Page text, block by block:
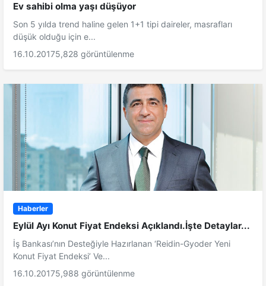
Ev sahibi olma yaşı düşüyor
Son 5 yılda trend haline gelen 1+1 tipi daireler, masrafları
düşük olduğu için e...
16.10.20175,828 görüntülenme
Haberler
Eylül Ayı Konut Fiyat Endeksi Açıklandı.İşte Detaylar...
İş Bankası’nın Desteğiyle Hazırlanan ‘Reidin-Gyoder Yeni
Konut Fiyat Endeksi’ Ve...
16.10.20175,988 görüntülenme